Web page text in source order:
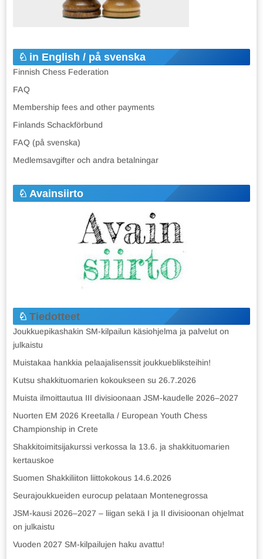
in English / på svenska
Finnish Chess Federation
FAQ
Membership fees and other payments
Finlands Schackförbund
FAQ (på svenska)
Medlemsavgifter och andra betalningar
Avainsiirto
Tiedotteet
Joukkuepikashakin SM-kilpailun käsiohjelma ja palvelut on
julkaistu
Muistakaa hankkia pelaajalisenssit joukkuebliksteihin!
Kutsu shakkituomarien kokoukseen su 26.7.2026
Muista ilmoittautua III divisioonaan JSM-kaudelle 2026–2027
Nuorten EM 2026 Kreetalla / European Youth Chess
Championship in Crete
Shakkitoimitsijakurssi verkossa la 13.6. ja shakkituomarien
kertauskoe
Suomen Shakkiliiton liittokokous 14.6.2026
Seurajoukkueiden eurocup pelataan Montenegrossa
JSM-kausi 2026–2027 – liigan sekä I ja II divisioonan ohjelmat
on julkaistu
Vuoden 2027 SM-kilpailujen haku avattu!